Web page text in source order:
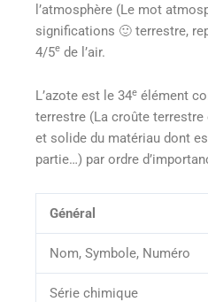
l’atmosphère (Le mot
significations 🙂 terrestre,
4/5e de l’air.
L’azote est le 34e élément
terrestre (La croûte
et solide du matériau dont
partie…) par ordre
Général
Nom, Symbole, Numéro
Série chimique